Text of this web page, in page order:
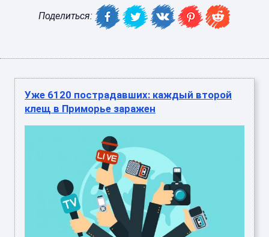
Поделиться:
Уже 6120 пострадавших: каждый второй
клещ в Приморье заражен